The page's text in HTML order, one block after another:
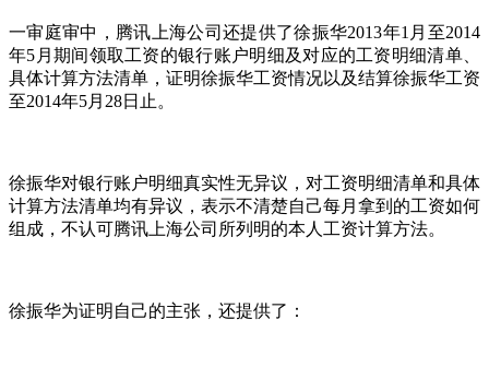
一审庭审中，腾讯上海公司还提供了徐振华2013年1月至2014
年5月期间领取工资的银行账户明细及对应的工资明细清单、
具体计算方法清单，证明徐振华工资情况以及结算徐振华工资
至2014年5月28日止。
徐振华对银行账户明细真实性无异议，对工资明细清单和具体
计算方法清单均有异议，表示不清楚自己每月拿到的工资如何
组成，不认可腾讯上海公司所列明的本人工资计算方法。
徐振华为证明自己的主张，还提供了：